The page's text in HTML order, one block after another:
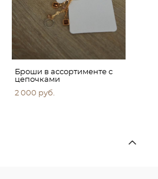
Броши в ассортименте с
цепочками
2 000 pуб.